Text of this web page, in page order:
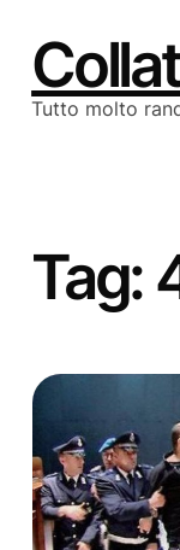
contenuto
Tutto molto
Tag: